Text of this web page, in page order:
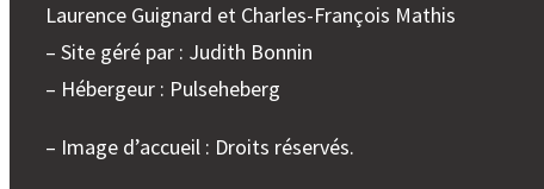
Laurence Guignard et Charles-François Mathis
– Site géré par : Judith Bonnin
– Hébergeur : Pulseheberg
– Image d’accueil : Droits réservés.